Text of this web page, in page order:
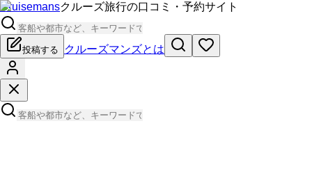
Cruisemansクルーズ旅行の口コミ・予約サイト
投稿する クルーズマンズとは